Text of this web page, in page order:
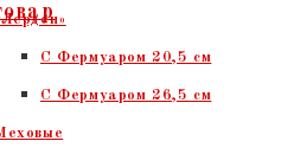
С Фермуаром 20,5 см
С Фермуаром 26,5 см